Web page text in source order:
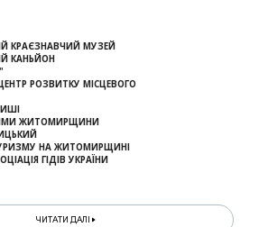
КРАЄЗНАВЧИЙ МУЗЕЙ
КАНЬЙОН
РОЗВИТКУ МІСЦЕВОГО
ЖИТОМИРЩИНИ
НА ЖИТОМИРЩИНІ
ГІДІВ УКРАЇНИ
ЧИТАТИ ДАЛІ